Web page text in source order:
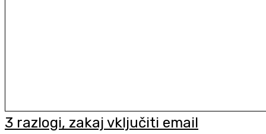
3 razlogi, zakaj vključiti email